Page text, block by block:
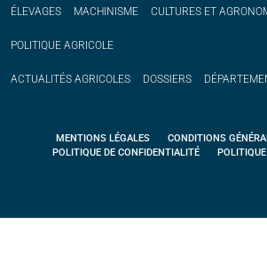
ÉLEVAGES MACHINISME CULTURES ET
POLITIQUE AGRICOLE
ACTUALITÉS AGRICOLES DOSSIERS
MENTIONS LÉGALES
CONDITIONS
POLITIQUE DE CONFIDENTIALITÉ